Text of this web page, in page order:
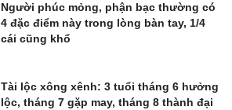
Người phúc mỏng, phận bạc thường có
4 đặc điểm này trong lòng bàn tay, 1/4
cái cũng khổ
Tài lộc xông xênh: 3 tuổi tháng 6 hưởng
lộc, tháng 7 gặp may, tháng 8 thành đại